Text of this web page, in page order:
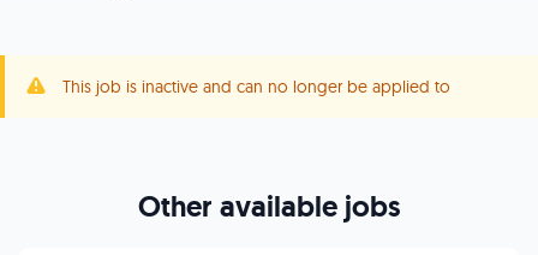
This job is inactive and can no longer be applied to
Other available jobs